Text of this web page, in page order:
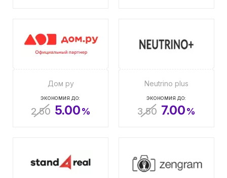
Дом ру
ЭКОНОМИЯ ДО:
2.50 5.00%
Neutrino plus
ЭКОНОМИЯ ДО:
3.50 7.00%